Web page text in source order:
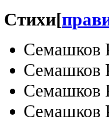
Стихи[
Семашков
Семашков
Семашков
Семашков